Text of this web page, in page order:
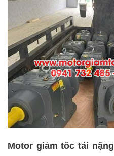
Motor giảm tốc tải nặng